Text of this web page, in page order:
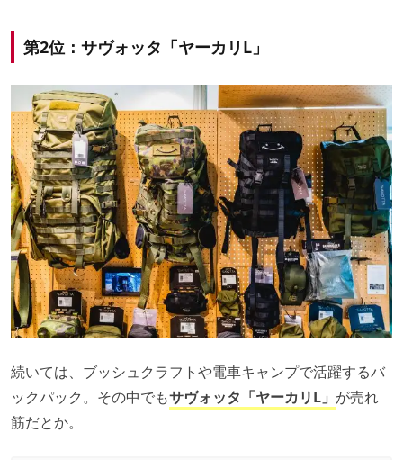
第2位：サヴォッタ「ヤーカリL」
続いては、ブッシュクラフトや電車キャンプで活躍するバ
ックパック。その中でもサヴォッタ「ヤーカリL」 が売れ
筋だとか。